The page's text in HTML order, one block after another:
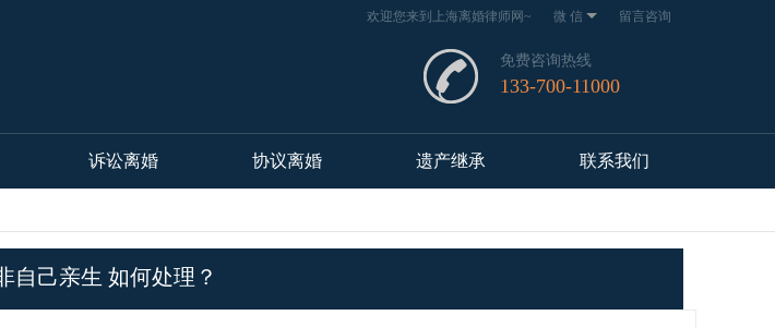
留言咨询
微 信
欢迎您来到上海离婚律师网~
免费咨询热线
133-700-11000
诉讼离婚 协议离婚 遗产继承 联系我们
自己亲生 如何处理？